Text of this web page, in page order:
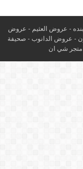
- عروض العثيم - عروض
- عروض الدانوب - صحيفة
متجر شي ان